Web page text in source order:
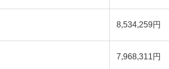
8,534,259円
7,968,311円